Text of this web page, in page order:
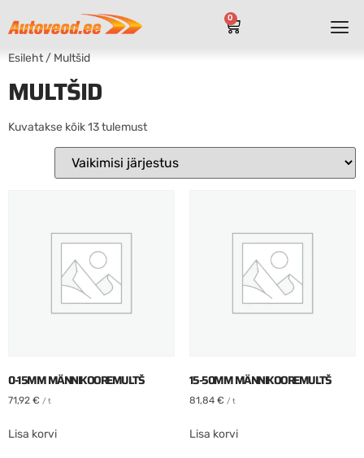
0
Esileht / Multšid
MULTŠID
Kuvatakse kõik 13 tulemust
0-15MM MÄNNIKOOREMULTŠ
71,92 € / t
Lisa korvi
15-50MM MÄNNIKOOREMULTŠ
81,84 € / t
Lisa korvi